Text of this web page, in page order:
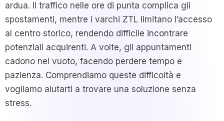
ardua. Il traffico nelle ore di punta complica gli
spostamenti, mentre i varchi ZTL limitano l’accesso
al centro storico, rendendo difficile incontrare
potenziali acquirenti. A volte, gli appuntamenti
cadono nel vuoto, facendo perdere tempo e
pazienza. Comprendiamo queste difficoltà e
vogliamo aiutarti a trovare una soluzione senza
stress.